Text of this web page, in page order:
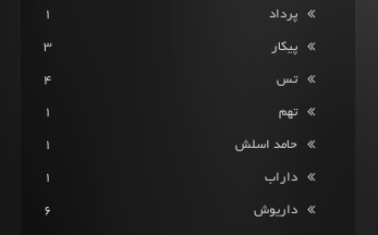
پرداد 1
پیکار 3
تس 4
تهم 1
حامد اسلش 1
داراب 1
داریوش 6